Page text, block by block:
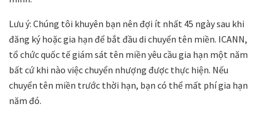
Lưu ý: Chúng tôi khuyên bạn nên đợi ít nhất 45 ngày sau khi
đăng ký hoặc gia hạn để bắt đầu di chuyển tên miền. ICANN,
tổ chức quốc tế giám sát tên miền yêu cầu gia hạn một năm
bất cứ khi nào việc chuyển nhượng được thực hiện. Nếu
chuyển tên miền trước thời hạn, bạn có thể mất phí gia hạn
năm đó.